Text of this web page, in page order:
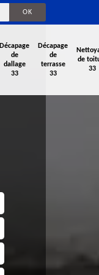
Décapage
de
dallage
33
Décapage
de
terrasse
33
de
33